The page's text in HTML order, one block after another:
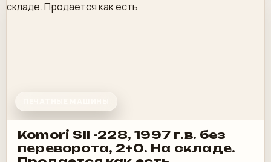
Komori SII -228, 1997 г.в. без
переворота, 2+0. На складе.